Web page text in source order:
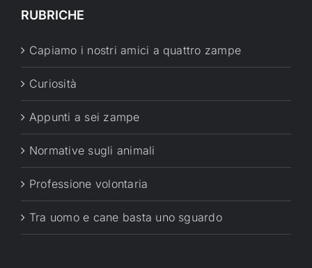
RUBRICHE
Capiamo i nostri amici a quattro zampe
Curiosità
Appunti a sei zampe
Normative sugli animali
Professione volontaria
Tra uomo e cane basta uno sguardo